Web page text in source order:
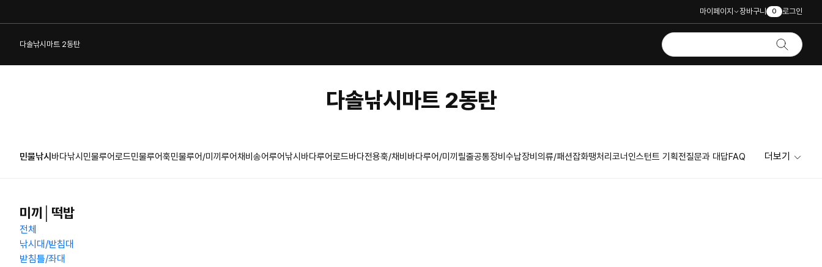
마이페이지 장바구니 0 로그인
다솔낚시마트 2동탄
다솔낚시마트 2동탄
민물낚시 바다낚시 민물루어로드민물루어훅민물루어/미끼 루어채비 송어루어낚시 바다루어로드바다전용훅/채비 바다루어/미끼 릴줄공통장비 수납장비 의류/패션잡화땡처리코너 인스턴트 기획전질문과 대답FAQ 더보기
미끼│떡밥
전체
낚시대/받침대
받침틀/좌대